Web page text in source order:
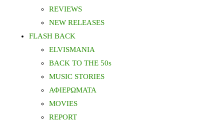
REVIEWS
NEW RELEASES
FLASH BACK
ELVISMANIA
BACK TO THE 50s
MUSIC STORIES
ΑΦΙΕΡΩΜΑΤΑ
MOVIES
REPORT